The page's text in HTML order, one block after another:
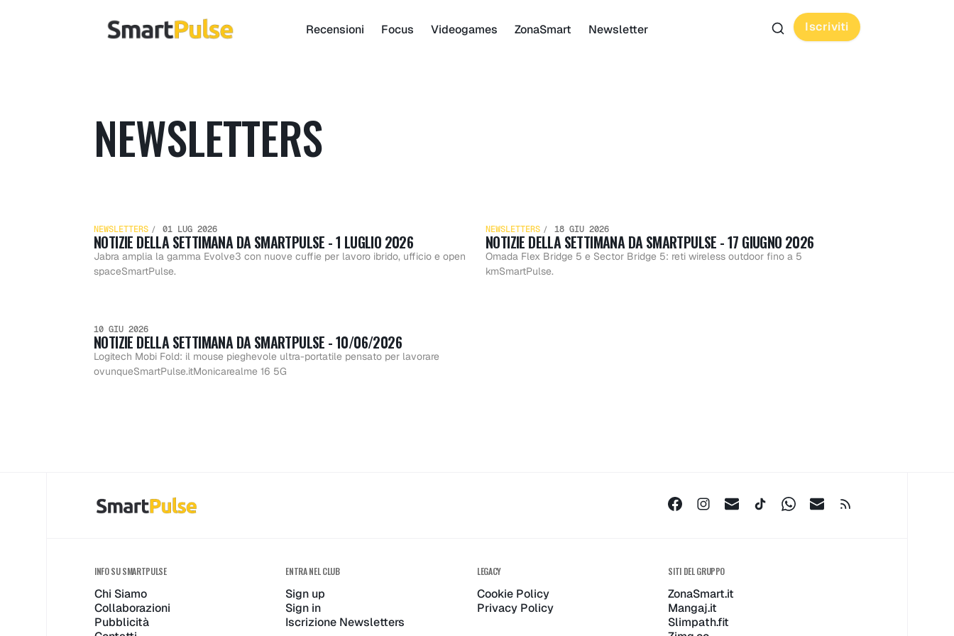
Recensioni Focus Videogames ZonaSmart Newsletter Iscriviti
NEWSLETTERS
Notizie
della
settimana
da
- 1 Luglio
2026
NEWSLETTERS 01 LUG 2026
NOTIZIE DELLA SETTIMANA DA SMARTPULSE - 1 LUGLIO 2026
Jabra amplia la gamma Evolve3 con nuove cuffie per lavoro ibrido, ufficio e open
spaceSmartPulse.
Notizie
della
- 17 Giugno
2026
NEWSLETTERS 18 GIU 2026
NOTIZIE DELLA SETTIMANA DA SMARTPULSE - 17 GIUGNO 2026
Omada Flex Bridge 5 e Sector Bridge 5: reti wireless outdoor fino a 5
kmSmartPulse.
Notizie
della
da
smartpulse
10 GIU 2026
NOTIZIE DELLA SETTIMANA DA SMARTPULSE - 10/06/2026
Logitech Mobi Fold: il mouse pieghevole ultra-portatile pensato per lavorare
ovunqueSmartPulse.itMonicarealme 16 5G
INFO SU SMARTPULSE
Chi Siamo
Collaborazioni
Pubblicità
ENTRA NEL CLUB
Sign up
Sign in
Iscrizione Newsletters
LEGACY
Cookie Policy
Privacy Policy
SITI DEL GRUPPO
ZonaSmart.it
Mangaj.it
Slimpath.fit